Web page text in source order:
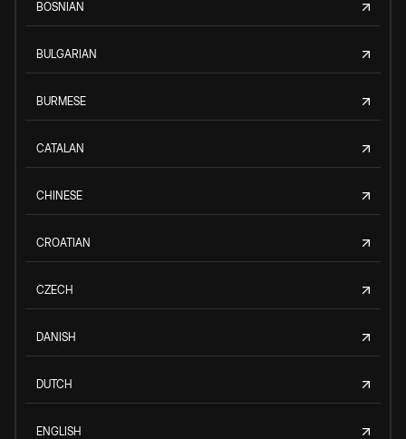
BOSNIAN
BULGARIAN
BURMESE
CATALAN
CHINESE
CROATIAN
CZECH
DANISH
DUTCH
ENGLISH